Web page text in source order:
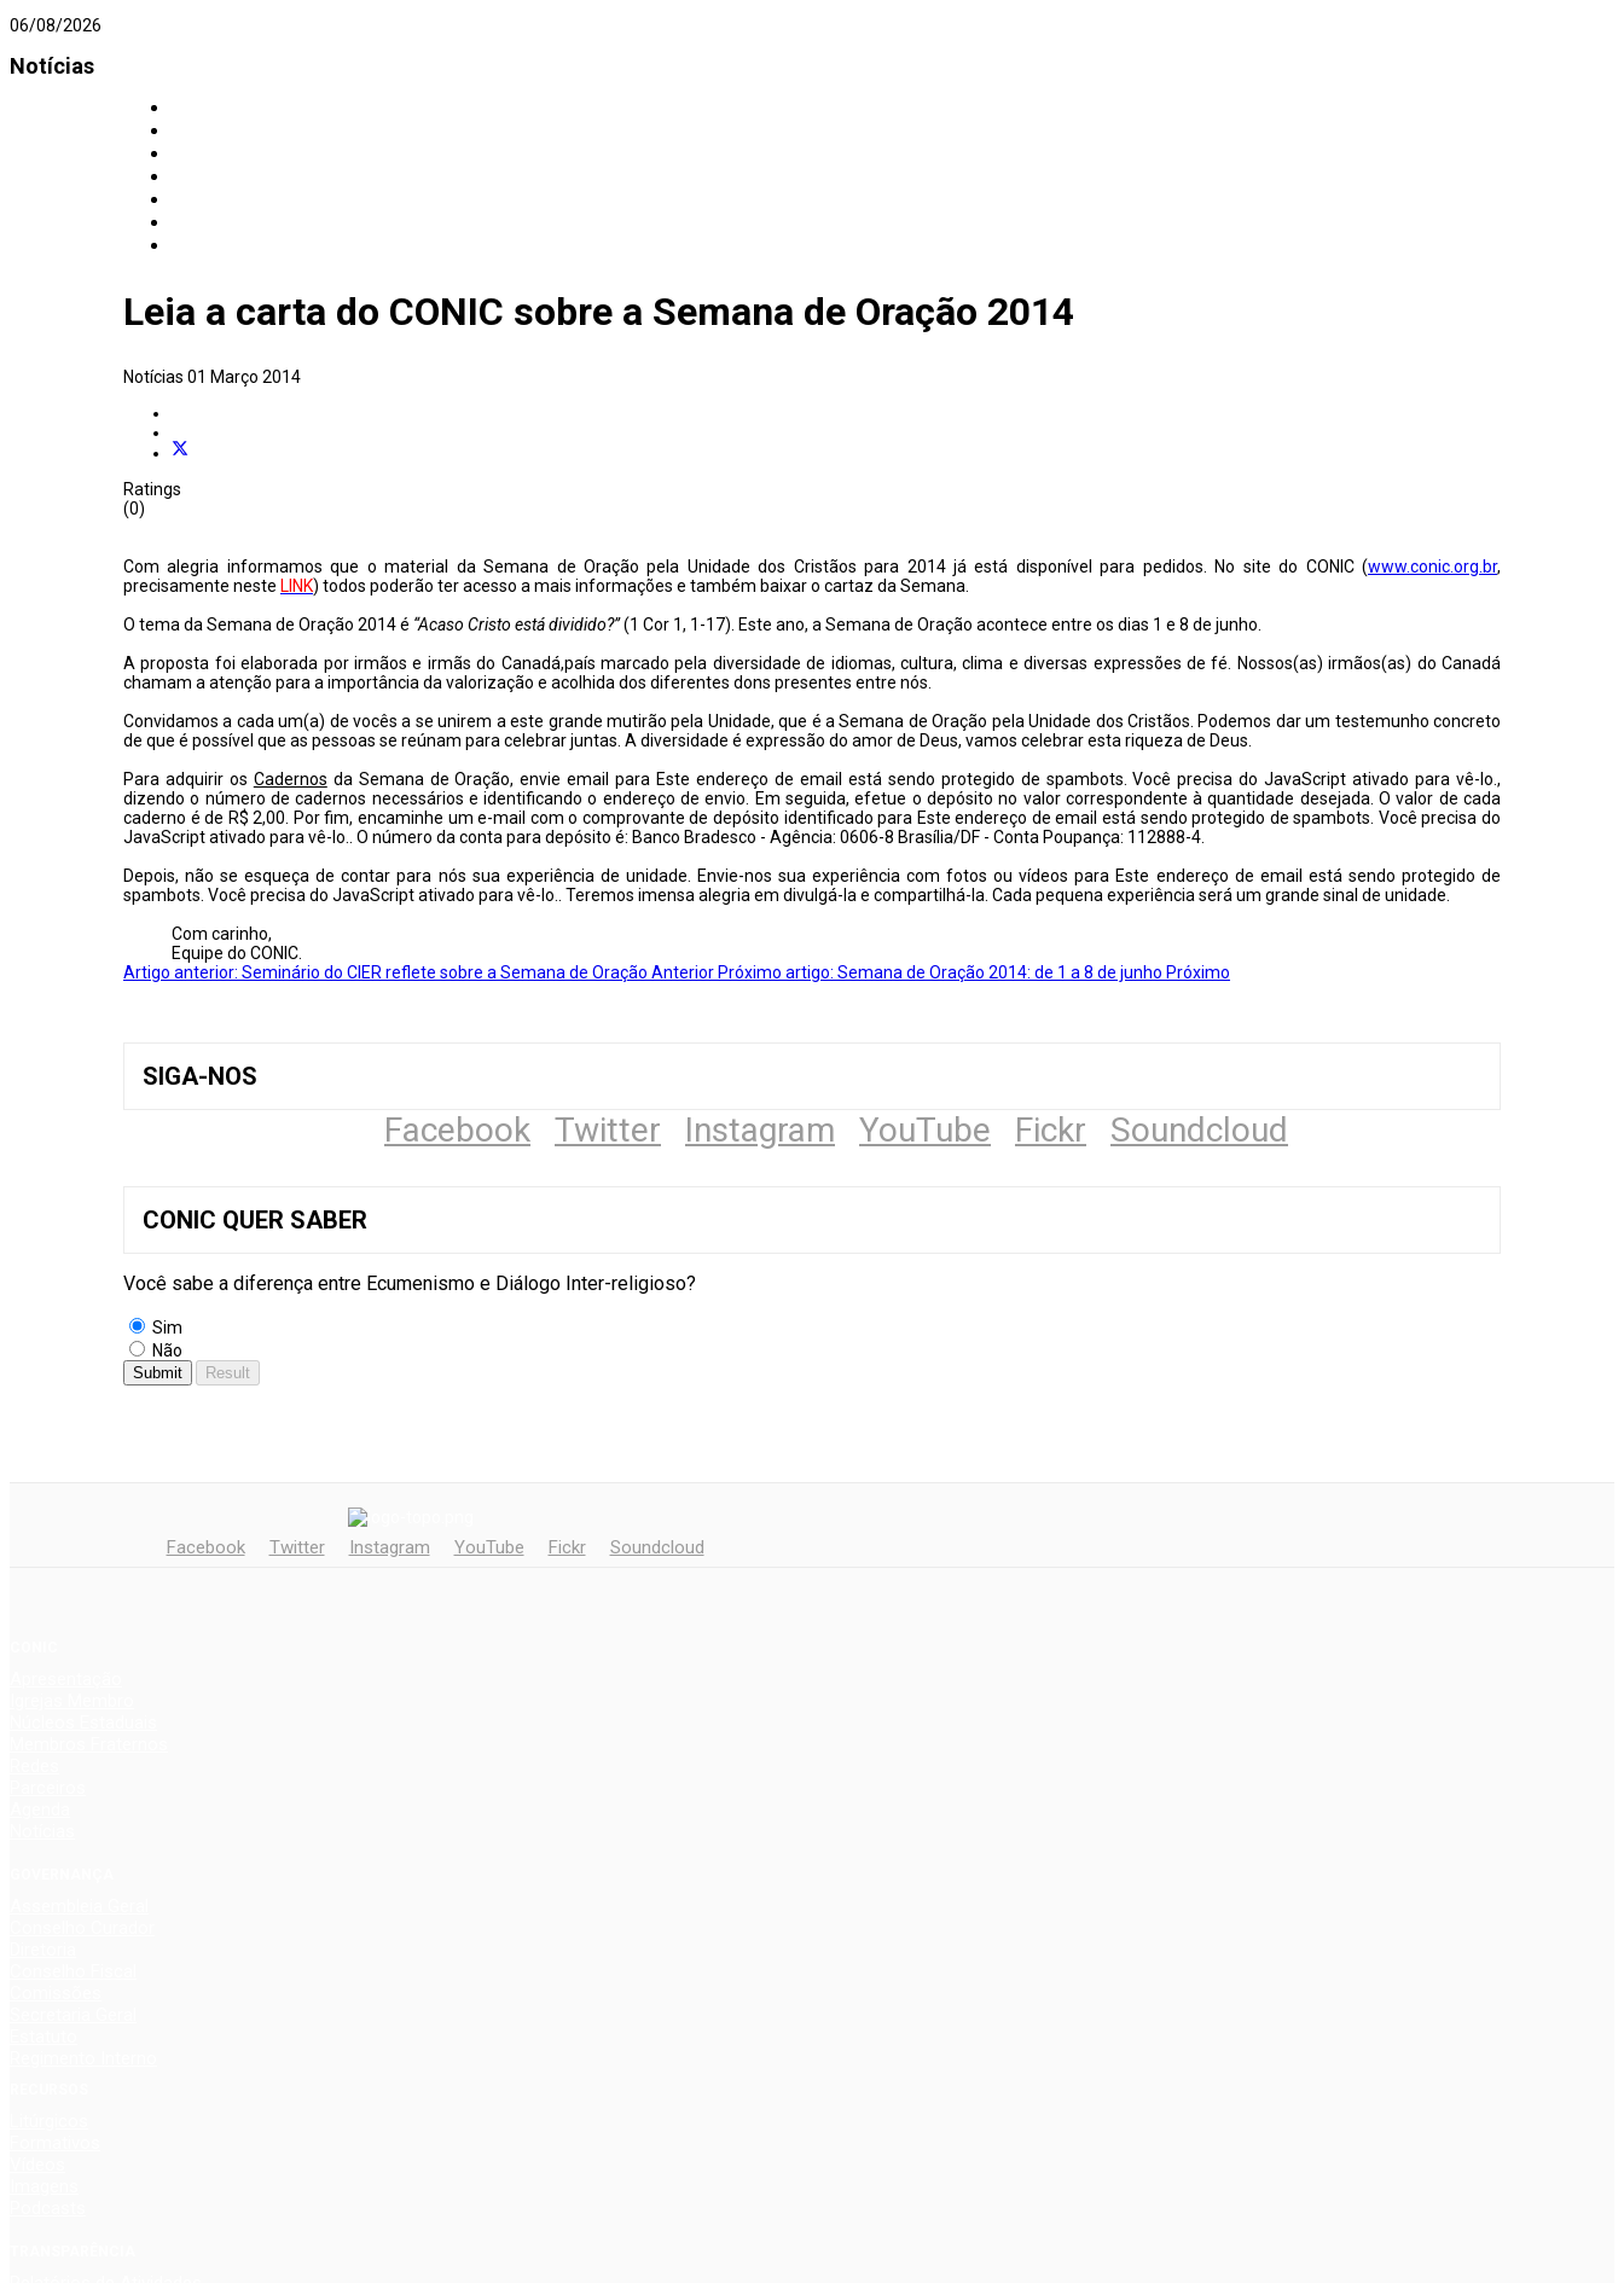
06/08/2026
Notícias
Leia a carta do CONIC sobre a Semana de Oração 2014
Notícias 01 Março 2014
Ratings
(0)
Com alegria informamos que o material da Semana de Oração pela Unidade dos Cristãos para 2014 já está disponível para pedidos. No site do CONIC (www.conic.org.br,
precisamente neste LINK) todos poderão ter acesso a mais informações e também baixar o cartaz da Semana.
O tema da Semana de Oração 2014 é “Acaso Cristo está dividido?”(1 Cor 1, 1-17). Este ano, a Semana de Oração acontece entre os dias 1 e 8 de junho.
A proposta foi elaborada por irmãos e irmãs do Canadá,país marcado pela diversidade de idiomas, cultura, clima e diversas expressões de fé. Nossos(as) irmãos(as) do Canadá
chamam a atenção para a importância da valorização e acolhida dos diferentes dons presentes entre nós.
Convidamos a cada um(a) de vocês a se unirem a este grande mutirão pela Unidade, que é a Semana de Oração pela Unidade dos Cristãos. Podemos dar um testemunho concreto
de que é possível que as pessoas se reúnam para celebrar juntas. A diversidade é expressão do amor de Deus, vamos celebrar esta riqueza de Deus.
Para adquirir os Cadernos da Semana de Oração, envie email paraEste endereço de email está sendo protegido de spambots. Você precisa do JavaScript ativado para vê-lo.,
dizendo o número de cadernos necessários e identificando o endereço de envio. Em seguida, efetue o depósito no valor correspondente à quantidade desejada. O valor de cada
caderno é de R$ 2,00. Por fim, encaminhe um e-mail com o comprovante de depósito identificado para Este endereço de email está sendo protegido de spambots. Você precisa do
JavaScript ativado para vê-lo.
. O número da conta para depósito é: Banco Bradesco - Agência: 0606-8 Brasília/DF - Conta Poupança: 112888-4.
Depois, não se esqueça de contar para nós sua experiência de unidade. Envie-nos sua experiência com fotos ou vídeos paraEste endereço de email está sendo protegido de
spambots. Você precisa do JavaScript ativado para vê-lo.
. Teremos imensa alegria em divulgá-la e compartilhá-la. Cada pequena experiência será um grande sinal de unidade.
Com carinho,
Equipe do CONIC.
Artigo anterior: Seminário do CIER reflete sobre a Semana de Oração AnteriorPróximo artigo: Semana de Oração 2014: de 1 a 8 de junho Próximo
SIGA-NOS
Facebook Twitter Instagram YouTube Fickr Soundcloud
CONIC QUER SABER
Você sabe a diferença entre Ecumenismo e Diálogo Inter-religioso?
Sim
Não
Facebook Twitter Instagram YouTube Fickr Soundcloud